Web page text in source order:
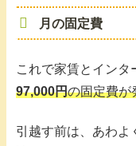
月の固定費
これで家賃とインタ
97,000円の固定費が
引越す前は、あわよ